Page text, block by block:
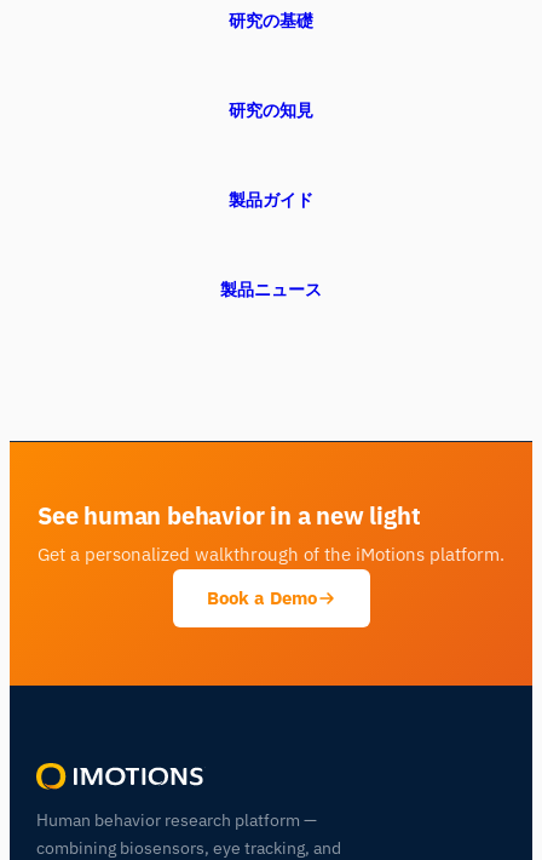
研究の基礎
研究の知見
製品ガイド
製品ニュース
See human behavior in a new light
Get a personalized walkthrough of the iMotions platform.
Book a Demo
Human behavior research platform —
combining biosensors, eye tracking, and